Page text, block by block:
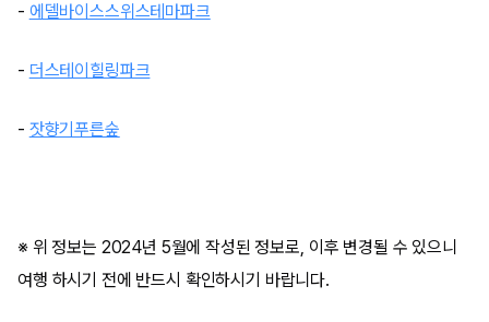
- 에델바이스스위스테마파크
- 더스테이힐링파크
- 잣향기푸른숲
※ 위 정보는 2024년 5월에 작성된 정보로, 이후 변경될 수 있으니
여행 하시기 전에 반드시 확인하시기 바랍니다.